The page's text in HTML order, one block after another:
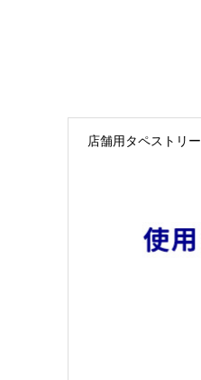
店舗用タペストリー